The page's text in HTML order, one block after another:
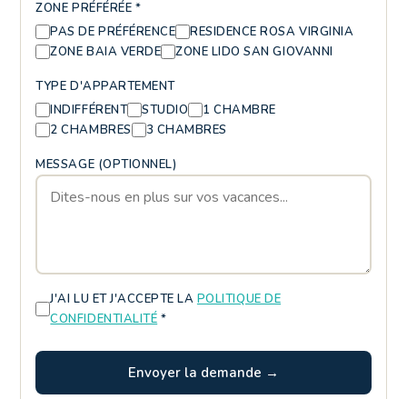
ZONE PRÉFÉRÉE *
PAS DE PRÉFÉRENCE
RESIDENCE ROSA VIRGINIA
ZONE BAIA VERDE
ZONE LIDO SAN GIOVANNI
TYPE D'APPARTEMENT
INDIFFÉRENT
STUDIO
1 CHAMBRE
2 CHAMBRES
3 CHAMBRES
MESSAGE (OPTIONNEL)
J'AI LU ET J'ACCEPTE LA POLITIQUE DE
CONFIDENTIALITÉ *
Envoyer la demande →